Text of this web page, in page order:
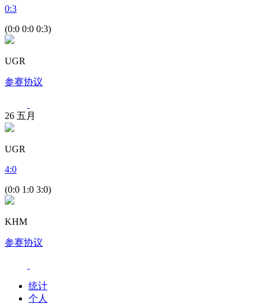
0:3
(0:0 0:0 0:3)
UGR
参赛协议
26 五月
UGR
4:0
(0:0 1:0 3:0)
KHM
参赛协议
统计
个人